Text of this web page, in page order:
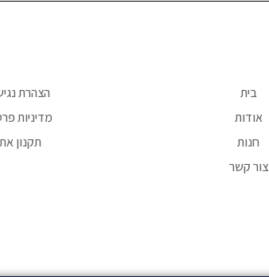
בית
אודות
חנות
צור קשר
הצהרת
מדיניות
תקנון